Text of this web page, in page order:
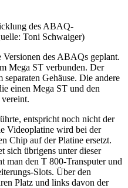
des ABAQ-
Toni Schwaiger)
des ABAQs geplant.
Mega ST verbunden. Der
Gehäuse. Die andere
einen Mega ST und den
entspricht noch nicht der
Videoplatine wird bei der
Chip auf der Platine ersetzt.
übrigens unter dieser
man den T 800-Transputer und
Slots. Über den
Platz und links davon der